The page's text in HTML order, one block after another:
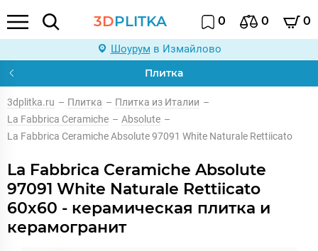
3DPLITKA 0 0 0
Шоурум в Измайлово
Плитка
3dplitka.ru – Плитка – Плитка из Италии –
La Fabbrica Ceramiche – Absolute –
La Fabbrica Ceramiche Absolute 97091 White Naturale Rettiicato
La Fabbrica Ceramiche Absolute
97091 White Naturale Rettiicato
60x60 - керамическая плитка и
керамогранит